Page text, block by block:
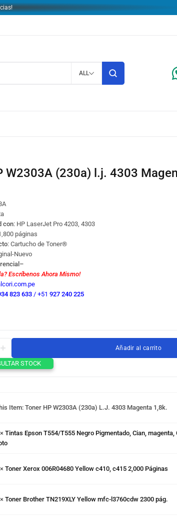
ALL
W2303A (230a) l.j. 4303
con: HP LaserJet Pro 4203, 4303
páginas
: Cartucho de Toner®
Nuevo
Escríbenos Ahora Mismo!
823 633 / +51 927 240 225
Añadir al carrito
STOCK
Item:Toner HP W2303A (230a) L.j. 4303 Magenta 1,8k.
× Tintas Epson T554/T555 Negro Pigmentado, Cian, magenta,
× Toner Xerox 006R04680 Yellow c410, c415 2,000 Páginas
× Toner Brother TN219XLY Yellow mfc-l3760cdw 2300 pág.